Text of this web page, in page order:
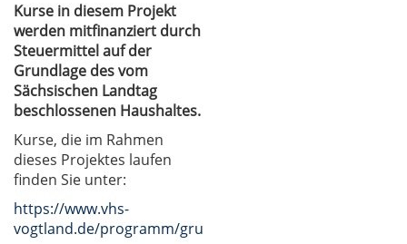
Kurse in diesem Projekt
werden mitfinanziert durch
Steuermittel auf der
Grundlage des vom
Sächsischen Landtag
beschlossenen Haushaltes.
Kurse, die im Rahmen
dieses Projektes laufen
finden Sie unter:
https://www.vhs-
vogtland.de/programm/grundbildung/#inhalt